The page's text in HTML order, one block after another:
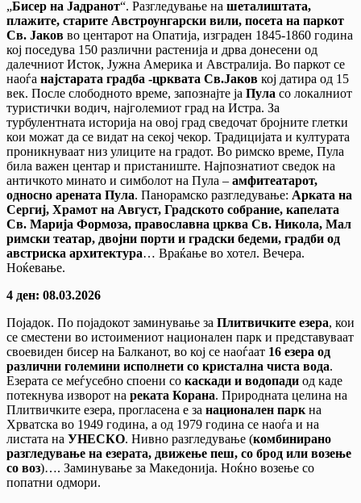
„Бисер на Јадранот“. Разгледување на шеталиштата,
плажите, старите Австроунгарски вили, посета на паркот
Св. Јаков во центарот на Опатија, изграден 1845-1860 година
кој поседува 150 различни растенија и дрва донесени од
далечниот Исток, Јужна Америка и Австралија. Во паркот се
наоѓа најстарата градба -црквата Св.Јаков кој датира од 15
век. После слободното време, запознајте ја Пула со локалниот
туристички водич, најголемиот град на Истра. За
турбулентната историја на овој град сведочат бројните глетки
кои можат да се видат на секој чекор. Традицијата и културата
проникнуваат низ улиците на градот. Во римско време, Пула
била важен центар и пристаниште. Најпознатиот сведок на
античкото минато и симболот на Пула – амфитеатарот,
односно арената Пула. Панорамско разгледување: Арката на
Сергиј, Храмот на Август, Градското собрание, капелата
Св. Марија Формоза, православна црква Св. Никола, Мал
римски театар, двојни порти и градски бедеми, градби од
австриска архитектура… Враќање во хотел. Вечера.
Ноќевање.
4 ден: 08.03.2026
Појадок. По појадокот заминување за Плитвичките езера, кои
се сместени во истоимениот национален парк и представуваат
своевиден бисер на Балканот, во кој се наоѓаат 16 езера од
различни големини исполнети со кристална чиста вода.
Езерата се меѓусебно споени со каскади и водопади од каде
потекнува изворот на реката Корана. Природната целина на
Плитвичките езера, прогласена е за национален парк на
Хрватска во 1949 година, а од 1979 година се наоѓа и на
листата на УНЕСКО. Нивно разгледување (комбинирано
разгледување на езерата, движење пеш, со брод или возење
со воз)…. Заминување за Македонија. Ноќно возење со
попатни одмори.